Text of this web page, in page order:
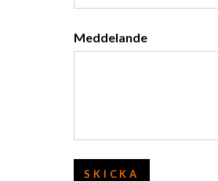
Meddelande
SKICKA